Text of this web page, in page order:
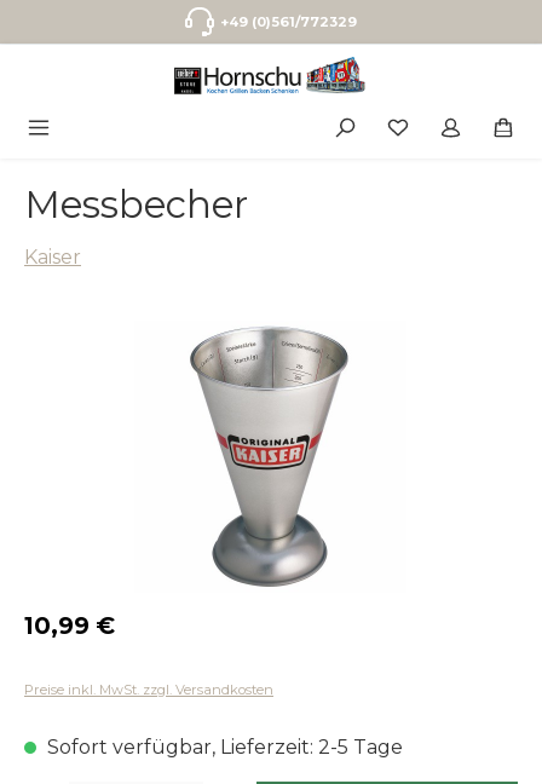
Zum Hauptinhalt springen+49 (0)561/772329
Messbecher
Kaiser
Bildergalerie überspringen
Regulärer Preis:
10,99 €
Preise inkl. MwSt. zzgl. Versandkosten
Sofort verfügbar, Lieferzeit: 2-5 Tage